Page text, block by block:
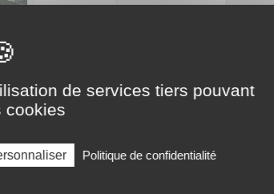
Ouverture
de services tiers pouvant
cookies
Politique de confidentialité